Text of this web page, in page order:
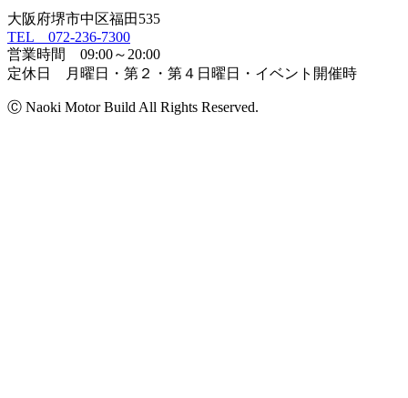
大阪府堺市中区福田535
TEL 072-236-7300
営業時間 09:00～20:00
定休日 月曜日・第２・第４日曜日・イベント開催時
Ⓒ Naoki Motor Build All Rights Reserved.